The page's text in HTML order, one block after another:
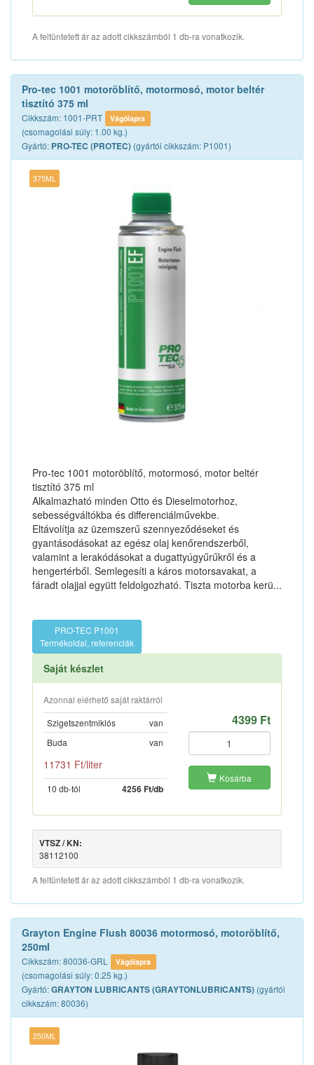
A feltüntetett ár az adott cikkszámból 1 db-ra vonatkozik.
Pro-tec 1001 motoröblítő, motormosó, motor beltér
tisztító 375 ml
Cikkszám: 1001-PRT Vágólapra
(csomagolási súly: 1.00 kg.)
Gyártó: PRO-TEC (PROTEC) (gyártói cikkszám: P1001)
375ML
Pro-tec 1001 motoröblítő, motormosó, motor beltér
tisztító 375 ml
Alkalmazható minden Otto és Dieselmotorhoz,
sebességváltókba és differenciálművekbe.
Eltávolítja az üzemszerű szennyeződéseket és
gyantásodásokat az egész olaj kenőrendszerből,
valamint a lerakódásokat a dugattyúgyűrűkről és a
hengertérből. Semlegesíti a káros motorsavakat, a
fáradt olajjal együtt feldolgozható. Tiszta motorba kerü...
PRO-TEC P1001
Termékoldal, referenciák
Saját készlet
Azonnal elérhető saját raktárról
Szigetszentmiklós
van
Buda
van
11731 Ft/liter
10 db-tól 4256 Ft/db
4399 Ft
Kosárba
VTSZ / KN:
38112100
A feltüntetett ár az adott cikkszámból 1 db-ra vonatkozik.
Grayton Engine Flush 80036 motormosó, motoröblítő,
250ml
Cikkszám: 80036-GRL Vágólapra
(csomagolási súly: 0.25 kg.)
Gyártó:GRAYTON LUBRICANTS (GRAYTONLUBRICANTS) (gyártói
cikkszám: 80036)
250ML